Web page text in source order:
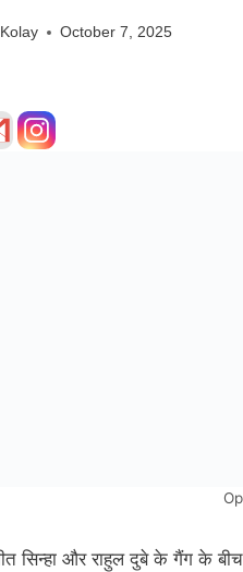
October 7, 2025
सिन्हा और राहुल दुबे के गैंग के